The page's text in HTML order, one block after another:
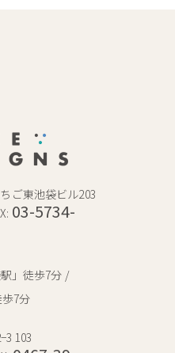
ご東池袋ビル203
03-5734-
」徒歩7分 /
7分
103